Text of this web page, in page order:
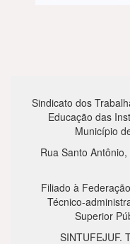
Sindicato dos
Educação das
Município
Rua Santo
Filiado à
Técnico-
Superior
SINTUFEJUF.